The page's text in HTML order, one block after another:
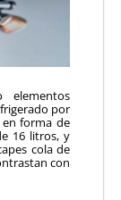
elementos
por
forma de
16 litros, y
cola de
con